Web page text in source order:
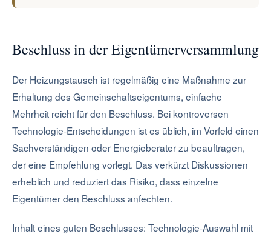
Beschluss in der Eigentümerversammlung
Der Heizungstausch ist regelmäßig eine Maßnahme zur
Erhaltung des Gemeinschaftseigentums, einfache
Mehrheit reicht für den Beschluss. Bei kontroversen
Technologie-Entscheidungen ist es üblich, im Vorfeld einen
Sachverständigen oder Energieberater zu beauftragen,
der eine Empfehlung vorlegt. Das verkürzt Diskussionen
erheblich und reduziert das Risiko, dass einzelne
Eigentümer den Beschluss anfechten.
Inhalt eines guten Beschlusses: Technologie-Auswahl mit